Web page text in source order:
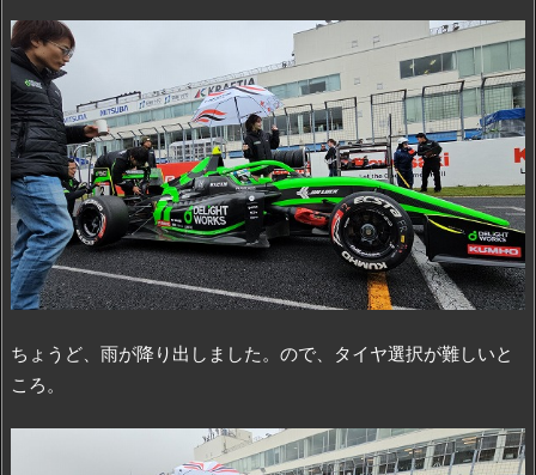
ちょうど、雨が降り出しました。ので、タイヤ選択が難しいと
ころ。